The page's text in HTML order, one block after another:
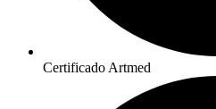
Certificado Artmed